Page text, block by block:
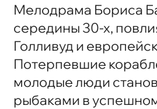
Мелодрама Бориса
середины 30-х,
Голливуд и
Потерпевшие
молодые люди
рыбаками в